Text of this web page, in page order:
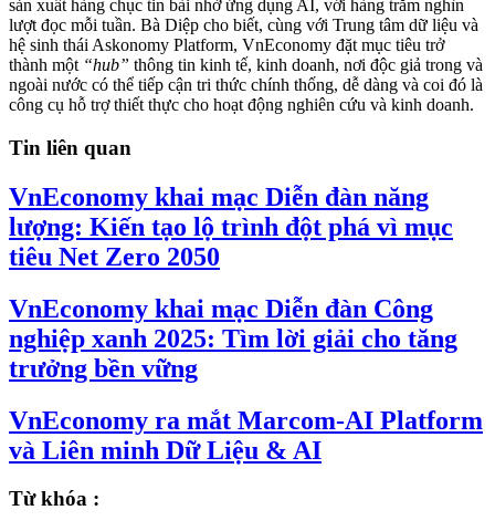
sản xuất hàng chục tin bài nhờ ứng dụng AI, với hàng trăm nghìn
lượt đọc mỗi tuần. Bà Diệp cho biết, cùng với Trung tâm dữ liệu và
hệ sinh thái Askonomy Platform, VnEconomy đặt mục tiêu trở
thành một “hub” thông tin kinh tế, kinh doanh, nơi độc giả trong và
ngoài nước có thể tiếp cận tri thức chính thống, dễ dàng và coi đó là
công cụ hỗ trợ thiết thực cho hoạt động nghiên cứu và kinh doanh.
Tin liên quan
VnEconomy khai mạc Diễn đàn năng
lượng: Kiến tạo lộ trình đột phá vì mục
tiêu Net Zero 2050
VnEconomy khai mạc Diễn đàn Công
nghiệp xanh 2025: Tìm lời giải cho tăng
trưởng bền vững
VnEconomy ra mắt Marcom-AI Platform
và Liên minh Dữ Liệu & AI
Từ khóa :